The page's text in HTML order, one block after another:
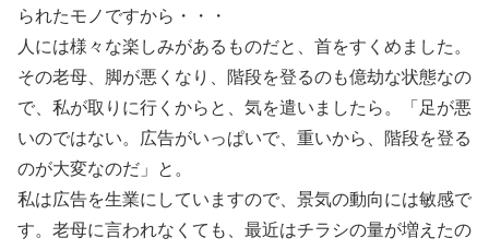
られたモノですから・・・
人には様々な楽しみがあるものだと、首をすくめました。
その老母、脚が悪くなり、階段を登るのも億劫な状態なの
で、私が取りに行くからと、気を遣いましたら。「足が悪
いのではない。広告がいっぱいで、重いから、階段を登る
のが大変なのだ」と。
私は広告を生業にしていますので、景気の動向には敏感で
す。老母に言われなくても、最近はチラシの量が増えたの